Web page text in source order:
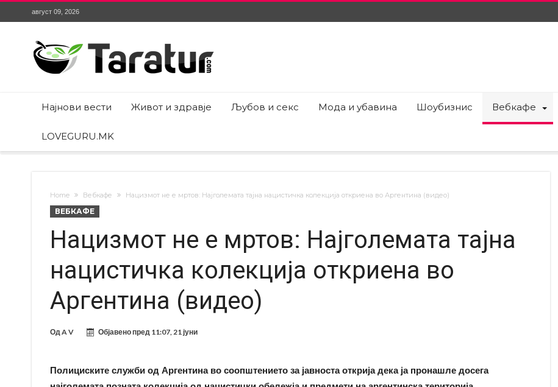
август 09, 2026
Најнови вести Живот и здравје Љубов и секс Мода и убавина Шоубизнис Вебкафе
LOVEGURU.MK
Home Вебкафе Нацизмот не е мртов: Најголемата тајна нацистичка колекција откриена во Аргентина (видео)
ВЕБКАФЕ
Нацизмот не е мртов: Најголемата тајна
нацистичка колекција откриена во
Аргентина (видео)
ОдA V Објавено пред 11:07, 21 јуни
Полициските служби од Аргентина во соопштението за јавноста открија дека ја пронашле досега